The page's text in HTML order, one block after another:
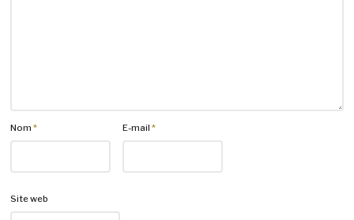
Nom* E-mail*
Site web